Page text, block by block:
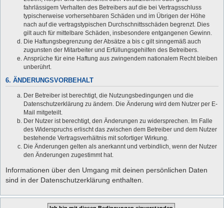
fahrlässigem Verhalten des Betreibers auf die bei Vertragsschluss
typischerweise vorhersehbaren Schäden und im Übrigen der Höhe
nach auf die vertragstypischen Durchschnittsschäden begrenzt. Dies
gilt auch für mittelbare Schäden, insbesondere entgangenen Gewinn.
Die Haftungsbegrenzung der Absätze a bis c gilt sinngemäß auch
zugunsten der Mitarbeiter und Erfüllungsgehilfen des Betreibers.
Ansprüche für eine Haftung aus zwingendem nationalem Recht bleiben
unberührt.
6. ÄNDERUNGSVORBEHALT
Der Betreiber ist berechtigt, die Nutzungsbedingungen und die
Datenschutzerklärung zu ändern. Die Änderung wird dem Nutzer per E-
Mail mitgeteilt.
Der Nutzer ist berechtigt, den Änderungen zu widersprechen. Im Falle
des Widerspruchs erlischt das zwischen dem Betreiber und dem Nutzer
bestehende Vertragsverhältnis mit sofortiger Wirkung.
Die Änderungen gelten als anerkannt und verbindlich, wenn der Nutzer
den Änderungen zugestimmt hat.
Informationen über den Umgang mit deinen persönlichen Daten
sind in der Datenschutzerklärung enthalten.